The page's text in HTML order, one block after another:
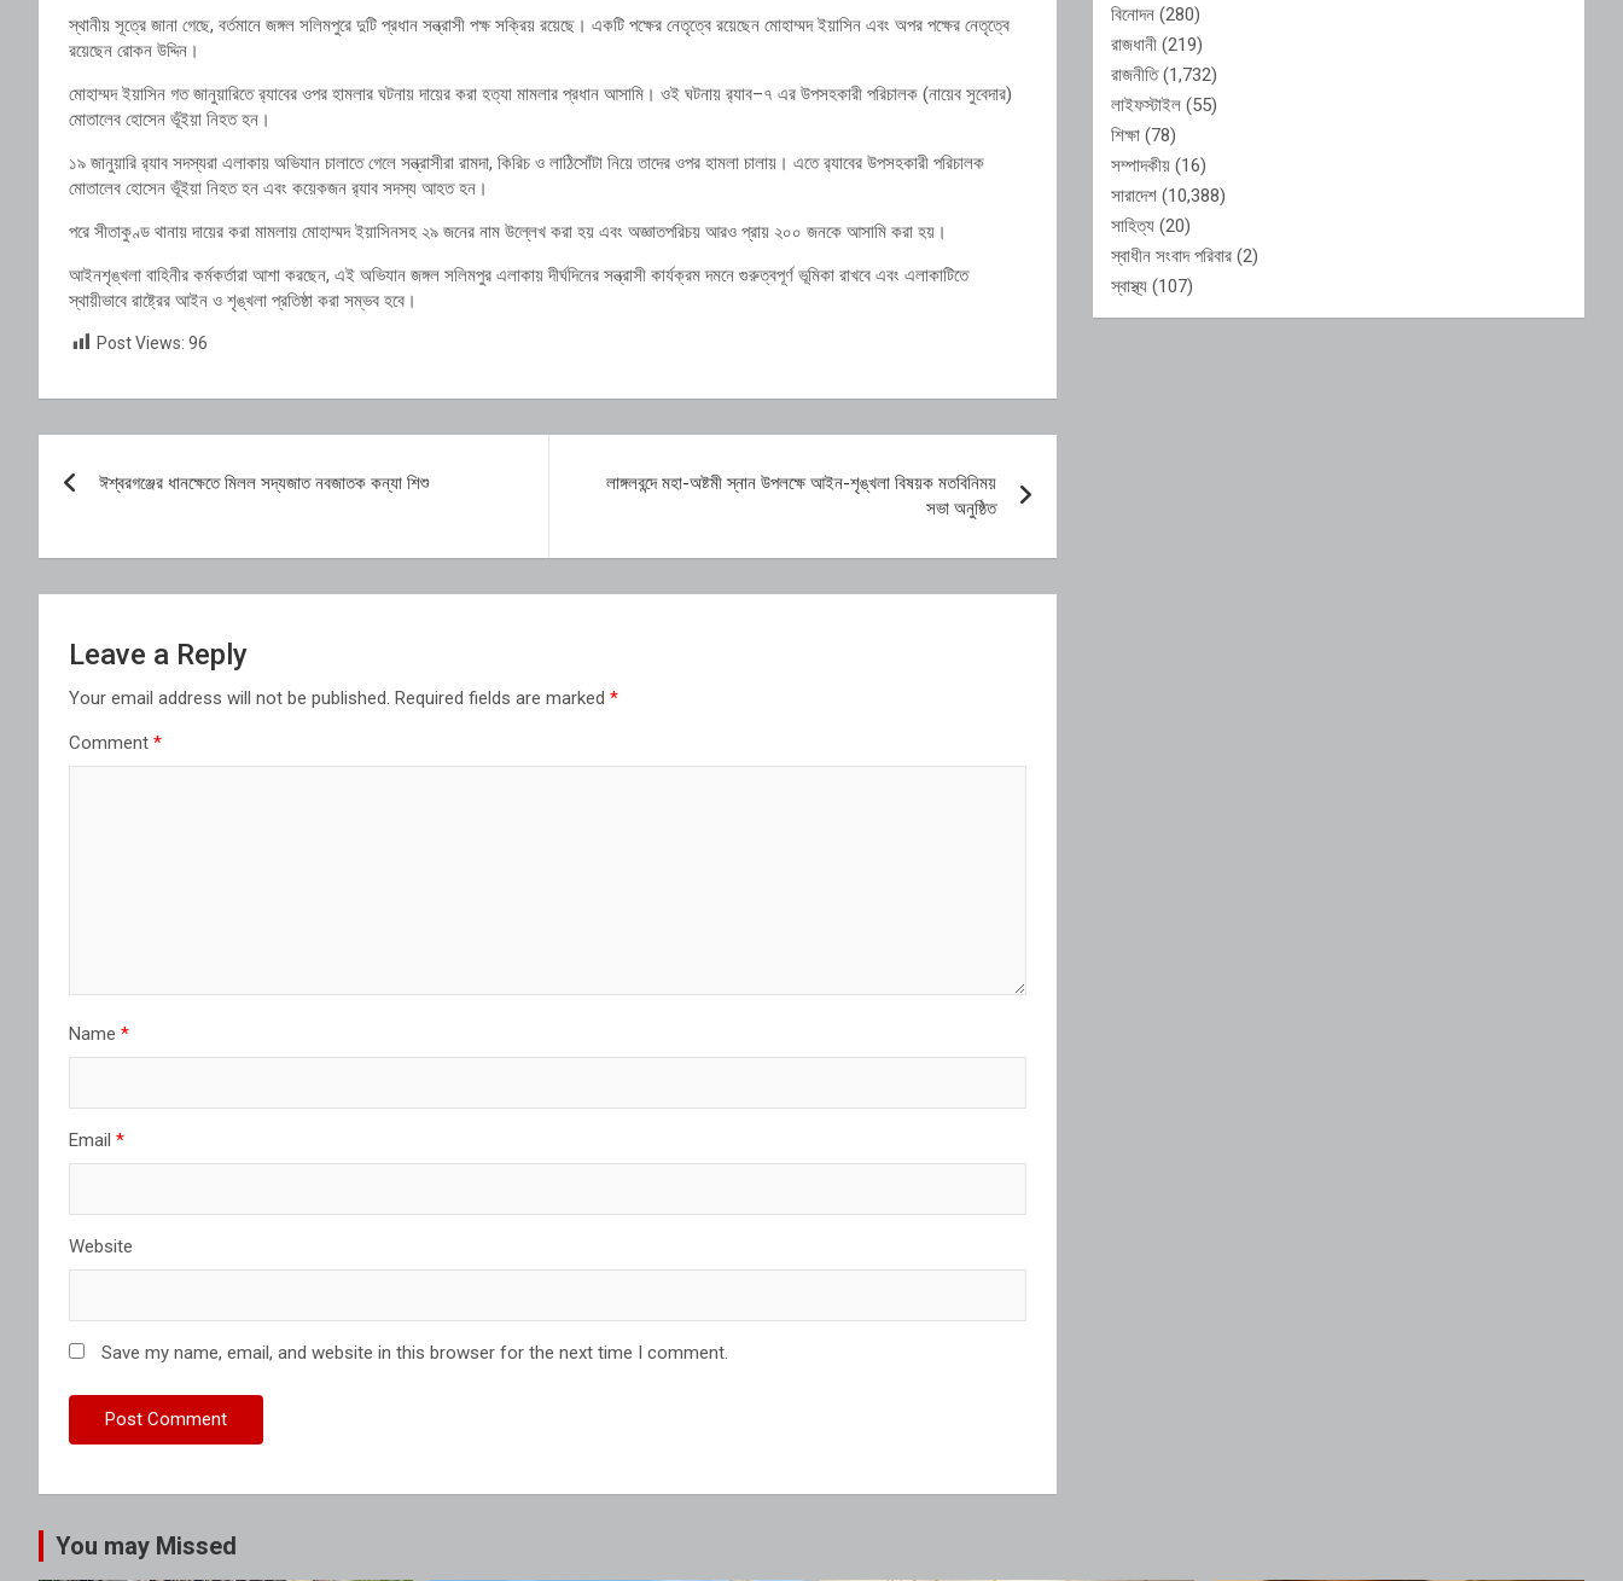
স্থানীয় সূত্রে জানা গেছে, বর্তমানে জঙ্গল সলিমপুরে দুটি প্রধান সন্ত্রাসী পক্ষ সক্রিয় রয়েছে। একটি পক্ষের নেতৃত্বে রয়েছেন মোহাম্মদ ইয়াসিন এবং অপর পক্ষের নেতৃত্বে
রয়েছেন রোকন উদ্দিন।
মোহাম্মদ ইয়াসিন গত জানুয়ারিতে র‌্যাবের ওপর হামলার ঘটনায় দায়ের করা হত্যা মামলার প্রধান আসামি। ওই ঘটনায় র‌্যাব–৭ এর উপসহকারী পরিচালক (নায়েব সুবেদার)
মোতালেব হোসেন ভূঁইয়া নিহত হন।
১৯ জানুয়ারি র‌্যাব সদস্যরা এলাকায় অভিযান চালাতে গেলে সন্ত্রাসীরা রামদা, কিরিচ ও লাঠিসোঁটা নিয়ে তাদের ওপর হামলা চালায়। এতে র‌্যাবের উপসহকারী পরিচালক
মোতালেব হোসেন ভূঁইয়া নিহত হন এবং কয়েকজন র‌্যাব সদস্য আহত হন।
পরে সীতাকুণ্ড থানায় দায়ের করা মামলায় মোহাম্মদ ইয়াসিনসহ ২৯ জনের নাম উল্লেখ করা হয় এবং অজ্ঞাতপরিচয় আরও প্রায় ২০০ জনকে আসামি করা হয়।
আইনশৃঙ্খলা বাহিনীর কর্মকর্তারা আশা করছেন, এই অভিযান জঙ্গল সলিমপুর এলাকায় দীর্ঘদিনের সন্ত্রাসী কার্যক্রম দমনে গুরুত্বপূর্ণ ভূমিকা রাখবে এবং এলাকাটিতে
স্থায়ীভাবে রাষ্ট্রের আইন ও শৃঙ্খলা প্রতিষ্ঠা করা সম্ভব হবে।
Post Views: 96
navigation
ঈশ্বরগঞ্জের ধানক্ষেতে মিলল সদ্যজাত নবজাতক কন্যা শিশু
লাঙ্গলবন্দে মহা-অষ্টমী স্নান উপলক্ষে আইন-শৃঙ্খলা বিষয়ক মতবিনিময়
সভা অনুষ্ঠিত
Leave a Reply
Your email address will not be published. Required fields are marked *
Comment *
Name *
Email *
Website
Save my name, email, and website in this browser for the next time I comment.
বিনোদন (280)
রাজধানী (219)
রাজনীতি(1,732)
লাইফস্টাইল (55)
শিক্ষা (78)
সম্পাদকীয় (16)
সারাদেশ (10,388)
সাহিত্য (20)
স্বাধীন সংবাদ পরিবার (2)
স্বাস্থ্য (107)
You may Missed